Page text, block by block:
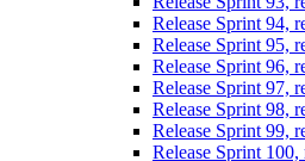
Release Sprint 94,
Release Sprint 95,
Release Sprint 96,
Release Sprint 97,
Release Sprint 98,
Release Sprint 99,
Release Sprint 100,